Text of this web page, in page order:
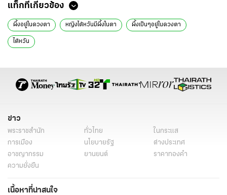
แท็กที่เกี่ยวข้อง
ผึ้งอยู่ในดวงตา หญิงไต้หวันมีผึ้งในตา ผึ้งเป็นๆอยู่ในดวงตา
ไต้หวัน
ข่าว
พระราชสำนัก ทั่วไทย
ในกระแส
การเมือง
นโยบายรัฐ
ต่างประเทศ
อาชญากรรม
ยานยนต์
ราคาทองคำ
ความยั่งยืน
เนื้อหาที่น่าสนใจ